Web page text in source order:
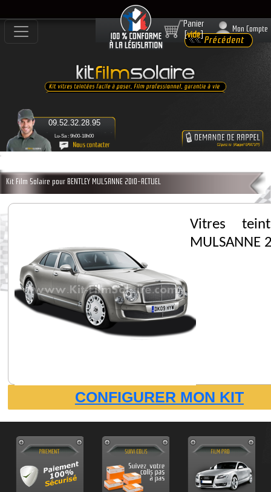
Lu-Sa : 9h00-18h00
09.52.32.28.95
Panier
[vide]
Mon Compte
Kit Film Solaire pour BENTLEY MULSANNE 2010-ACTUEL
Vitres
MULSANNE
CONFIGURER MON KIT